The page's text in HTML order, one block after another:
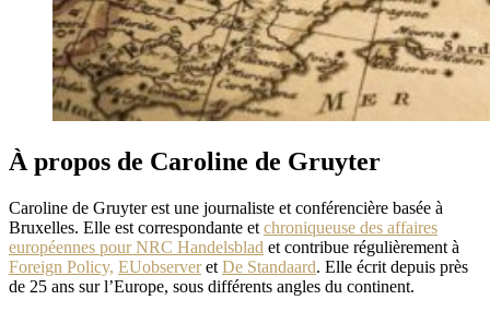
À propos de Caroline de Gruyter
Caroline de Gruyter est une journaliste et conférencière basée à
Bruxelles. Elle est correspondante et chroniqueuse des affaires
européennes pour NRC Handelsblad et contribue régulièrement à
Foreign Policy, EUobserveret De Standaard. Elle écrit depuis près
de 25 ans sur l’Europe, sous différents angles du continent.